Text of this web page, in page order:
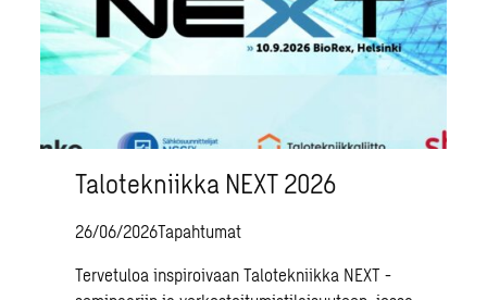
Talotekniikka NEXT 2026
26/06/2026Tapahtumat
Tervetuloa inspiroivaan Talotekniikka NEXT -